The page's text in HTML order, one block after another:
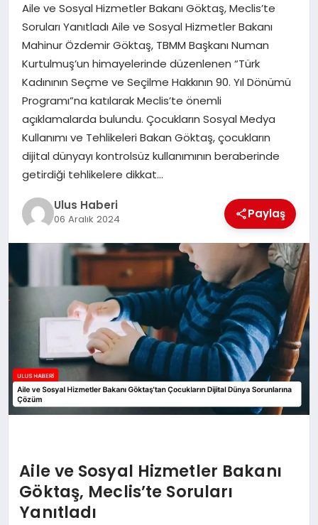
EĞITIM
MAGAZIN
SPOR
YAŞAM
Aile ve Sosyal Hizmetler Bakanı Göktaş, Meclis’te
Soruları Yanıtladı Aile ve Sosyal Hizmetler Bakanı
Mahinur Özdemir Göktaş, TBMM Başkanı Numan
Kurtulmuş’un himayelerinde düzenlenen “Türk
Kadınının Seçme ve Seçilme Hakkının 90. Yıl Dönümü
Programı”na katılarak Meclis’te önemli
açıklamalarda bulundu. Çocukların Sosyal Medya
Kullanımı ve Tehlikeleri Bakan Göktaş, çocukların
dijital dünyayı kontrolsüz kullanımının beraberinde
getirdiği tehlikelere dikkat…
Ulus Haberi
06 Aralık 2024 Paylaş
Aile ve Sosyal Hizmetler Bakanı
Göktaş, Meclis’te Soruları
Yanıtladı